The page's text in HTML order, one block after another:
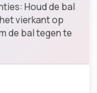
Houd de bal
vierkant op
de bal tegen te